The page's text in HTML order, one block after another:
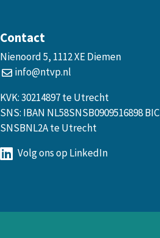
Contact
Nienoord 5, 1112 XE Diemen
info@ntvp.nl
KVK: 30214897 te Utrecht
SNS: IBAN NL58SNSB0909516898 BIC
SNSBNL2A te Utrecht
Volg ons op LinkedIn